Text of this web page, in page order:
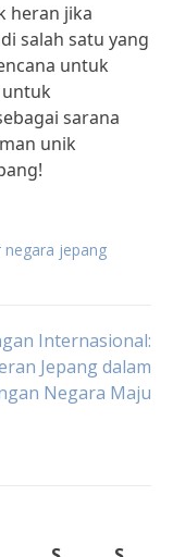
heran jika
salah satu yang
untuk
sarana
unik
jepang
Internasional:
Jepang dalam
Negara Maju